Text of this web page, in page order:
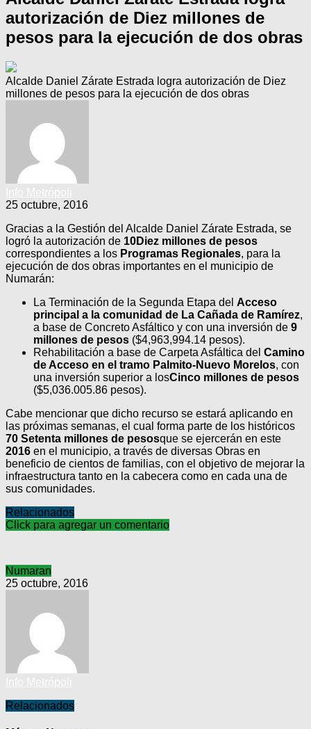
autorización de Diez millones de
pesos para la ejecución de dos obras
Alcalde Daniel Zárate Estrada logra autorización de Diez
millones de pesos para la ejecución de dos obras
25 octubre, 2016
Gracias a la Gestión del Alcalde Daniel Zárate Estrada, se
logró la autorización de 10Diez millones de pesos
correspondientes a los Programas Regionales, para la
ejecución de dos obras importantes en el municipio de
Numarán:
La Terminación de la Segunda Etapa del Acceso
principal a la comunidad de La Cañada de Ramírez,
a base de Concreto Asfáltico y con una inversión de 9
millones de pesos ($4,963,994.14 pesos).
Rehabilitación a base de Carpeta Asfáltica del Camino
de Acceso en el tramo Palmito-Nuevo Morelos, con
una inversión superior a losCinco millones de pesos
($5,036.005.86 pesos).
Cabe mencionar que dicho recurso se estará aplicando en
las próximas semanas, el cual forma parte de los históricos
70 Setenta millones de pesosque se ejercerán en este
2016 en el municipio, a través de diversas Obras en
beneficio de cientos de familias, con el objetivo de mejorar la
infraestructura tanto en la cabecera como en cada una de
sus comunidades.
Relacionados
Click para agregar un comentario
Numaran
25 octubre, 2016
Relacionados